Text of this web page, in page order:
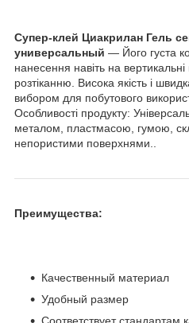
Супер-клей Циакрилан Гель
универсальный — Його густа
нанесення навіть на
розтіканню. Висока якість і
вибором для побутового
Особливості продукту:
металом, пластмасою, гумою,
непористими поверхнями..
Преимущества:
Качественный материал
Удобный размер
Соответствует стандартам